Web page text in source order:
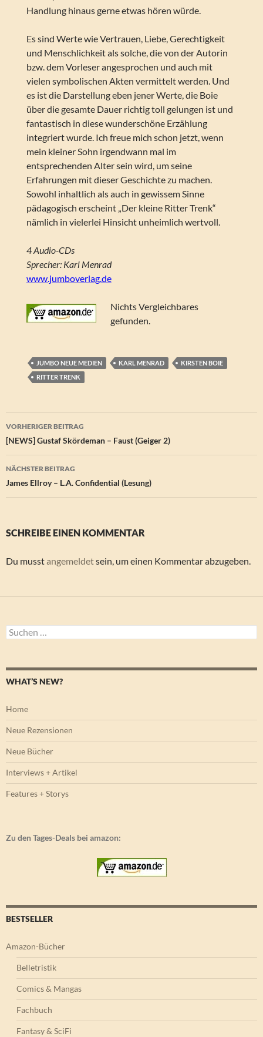
Handlung hinaus gerne etwas hören würde.
Es sind Werte wie Vertrauen, Liebe, Gerechtigkeit
und Menschlichkeit als solche, die von der Autorin
bzw. dem Vorleser angesprochen und auch mit
vielen symbolischen Akten vermittelt werden. Und
es ist die Darstellung eben jener Werte, die Boie
über die gesamte Dauer richtig toll gelungen ist und
fantastisch in diese wunderschöne Erzählung
integriert wurde. Ich freue mich schon jetzt, wenn
mein kleiner Sohn irgendwann mal im
entsprechenden Alter sein wird, um seine
Erfahrungen mit dieser Geschichte zu machen.
Sowohl inhaltlich als auch in gewissem Sinne
pädagogisch erscheint „Der kleine Ritter Trenk“
nämlich in vielerlei Hinsicht unheimlich wertvoll.
4 Audio-CDs
Sprecher: Karl Menrad
www.jumboverlag.de
Nichts Vergleichbares
gefunden.
JUMBO NEUE MEDIEN KARL MENRAD
KIRSTEN BOIE
RITTER TRENK
Beitragsnavigation
VORHERIGER BEITRAG
[NEWS] Gustaf Skördeman – Faust (Geiger 2)
NÄCHSTER BEITRAG
James Ellroy – L.A. Confidential (Lesung)
SCHREIBE EINEN KOMMENTAR
Du musstangemeldetsein, um einen Kommentar abzugeben.
Suchen
nach:
WHAT’S NEW?
Home
Neue Rezensionen
Neue Bücher
Interviews + Artikel
Features + Storys
Zu den Tages-Deals bei amazon:
BESTSELLER
Amazon-Bücher
Belletristik
Comics & Mangas
Fachbuch
Fantasy & SciFi